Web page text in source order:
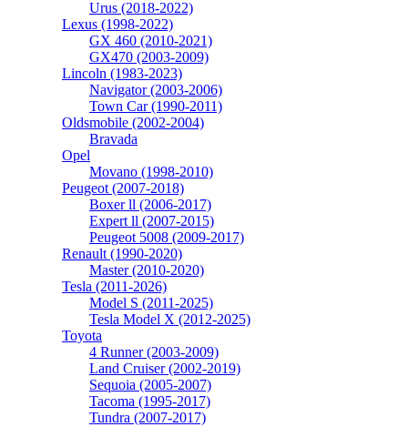
Urus (2018-2022)
Lexus (1998-2022)
GX 460 (2010-2021)
GX470 (2003-2009)
Lincoln (1983-2023)
Navigator (2003-2006)
Town Car (1990-2011)
Oldsmobile (2002-2004)
Bravada
Opel
Movano (1998-2010)
Peugeot (2007-2018)
Boxer ll (2006-2017)
Expert ll (2007-2015)
Peugeot 5008 (2009-2017)
Renault (1990-2020)
Master (2010-2020)
Tesla (2011-2026)
Model S (2011-2025)
Tesla Model X (2012-2025)
Toyota
4 Runner (2003-2009)
Land Cruiser (2002-2019)
Sequoia (2005-2007)
Tacoma (1995-2017)
Tundra (2007-2017)